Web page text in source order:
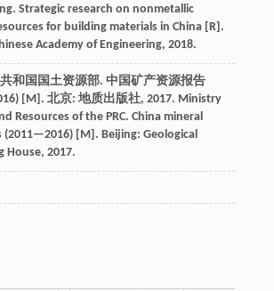
Strategic research on nonmetallic
for building materials in China [R].
Academy of Engineering, 2018.
和国国土资源部. 中国矿产资源报告
[M]. 北京: 地质出版社, 2017. Ministry
Resources of the PRC. China mineral
(2011—2016) [M]. Beijing: Geological
House, 2017.